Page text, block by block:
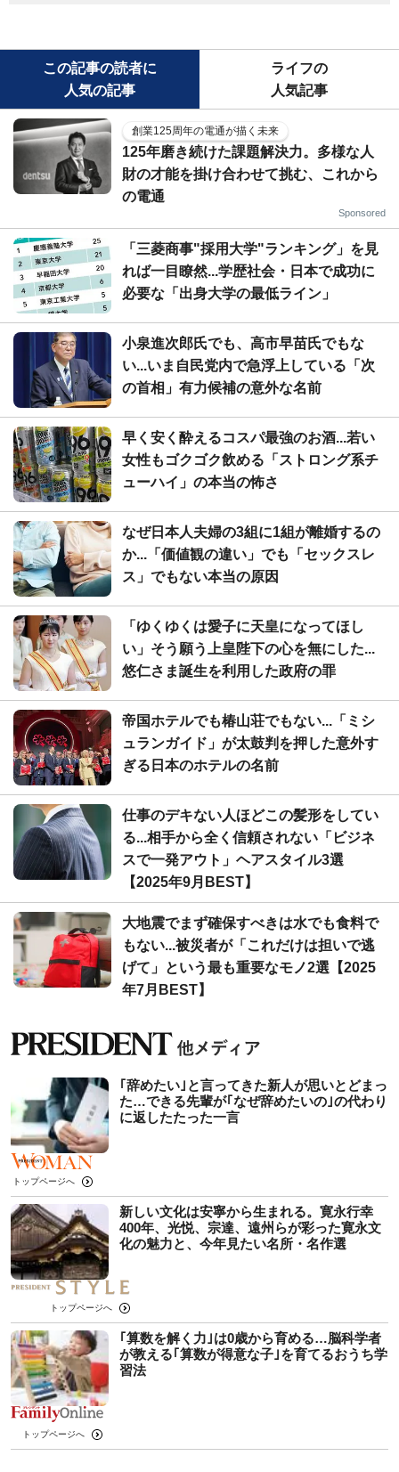
この記事の読者に
人気の記事
ライフの
人気記事
創業125周年の電通が描く未来
125年磨き続けた課題解決力。多様な人
財の才能を掛け合わせて挑む、これから
の電通
Sponsored
「三菱商事"採用大学"ランキング」を見
れば一目瞭然...学歴社会・日本で成功に
必要な「出身大学の最低ライン」
小泉進次郎氏でも、高市早苗氏でもな
い...いま自民党内で急浮上している「次
の首相」有力候補の意外な名前
早く安く酔えるコスパ最強のお酒...若い
女性もゴクゴク飲める「ストロング系チ
ューハイ」の本当の怖さ
なぜ日本人夫婦の3組に1組が離婚するの
か...「価値観の違い」でも「セックスレ
ス」でもない本当の原因
「ゆくゆくは愛子に天皇になってほし
い」そう願う上皇陛下の心を無にした...
悠仁さま誕生を利用した政府の罪
帝国ホテルでも椿山荘でもない...「ミシ
ュランガイド」が太鼓判を押した意外す
ぎる日本のホテルの名前
仕事のデキない人ほどこの髪形をしてい
る...相手から全く信頼されない「ビジネ
スで一発アウト」ヘアスタイル3選
【2025年9月BEST】
大地震でまず確保すべきは水でも食料で
もない...被災者が「これだけは担いで逃
げて」という最も重要なモノ2選【2025
年7月BEST】
｢辞めたい｣と言ってきた新人が思いとどまっ
た…できる先輩が｢なぜ辞めたいの｣の代わり
に返したたった一言
トップページへ
新しい文化は安寧から生まれる。寛永行幸
400年、光悦、宗達、遠州らが彩った寛永文
化の魅力と、今年見たい名所・名作選
トップページへ
｢算数を解く力｣は0歳から育める…脳科学者
が教える｢算数が得意な子｣を育てるおうち学
習法
トップページへ